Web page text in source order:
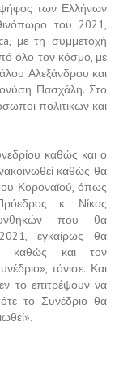
ψήφος των Ελλήνων
του 2021,
με τη συμμετοχή
όλο τον κόσμο, με
Αλεξάνδρου και
Πασχάλη. Στο
πολιτικών και
καθώς και ο
καθώς θα
Κοροναϊού, όπως
κ. Νίκος
που θα
εγκαίρως θα
καθώς και τον
τόνισε. Και
το επιτρέψουν να
το Συνέδριο θα